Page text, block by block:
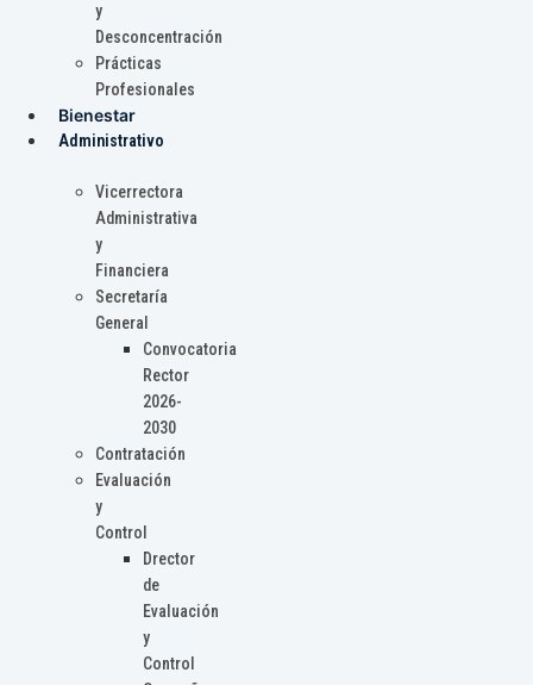
y
Desconcentración
Prácticas
Profesionales
Bienestar
Administrativo
Vicerrectora
Administrativa
y
Financiera
Secretaría
General
Convocatoria
Rector
2026-
2030
Contratación
Evaluación
y
Control
Drector
de
Evaluación
y
Control